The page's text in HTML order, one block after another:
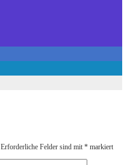
Erforderliche Felder sind mit * markiert